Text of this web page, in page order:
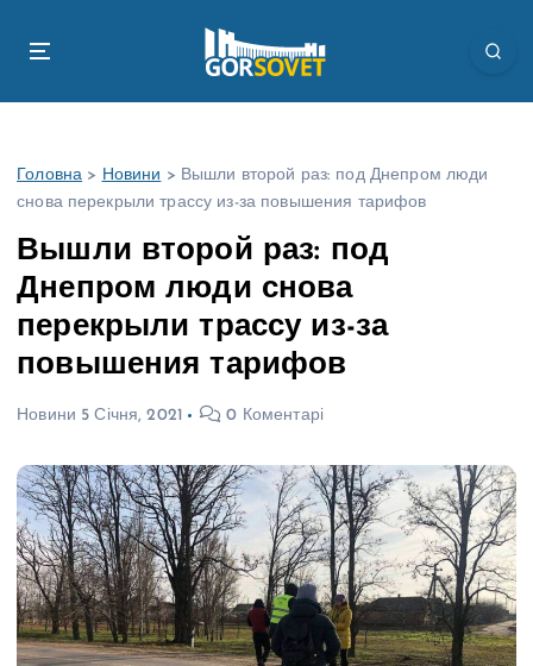
Головна > Новини > Вышли второй раз: под Днепром люди
снова перекрыли трассу из-за повышения тарифов
Вышли второй раз: под
Днепром люди снова
перекрыли трассу из-за
повышения тарифов
Новини 5 Січня, 2021 0 Коментарі